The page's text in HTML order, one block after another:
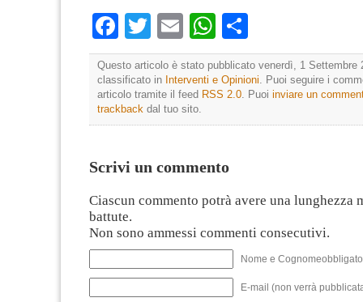
Facebook
TwitterEmailWhatsApp
Questo articolo è stato pubblicato venerdì, 1 Settembre
classificato in Interventi e Opinioni . Puoi seguire i
articolo tramite il feed RSS 2.0 . Puoi inviare un
trackback dal tuo sito.
Scrivi un commento
Ciascun commento potrà avere una lunghezza
battute.
Non sono ammessi commenti consecutivi.
Nome e
E-mail (non verrà